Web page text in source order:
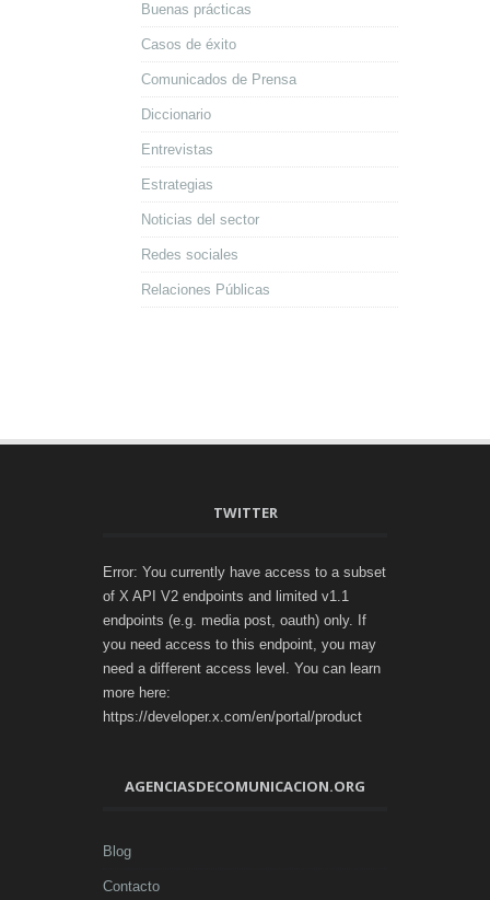
Buenas prácticas
Casos de éxito
Comunicados de Prensa
Diccionario
Entrevistas
Estrategias
Noticias del sector
Redes sociales
Relaciones Públicas
TWITTER
Error: You currently have access to a subset
of X API V2 endpoints and limited v1.1
endpoints (e.g. media post, oauth) only. If
you need access to this endpoint, you may
need a different access level. You can learn
more here:
https://developer.x.com/en/portal/product
AGENCIASDECOMUNICACION.ORG
Blog
Contacto